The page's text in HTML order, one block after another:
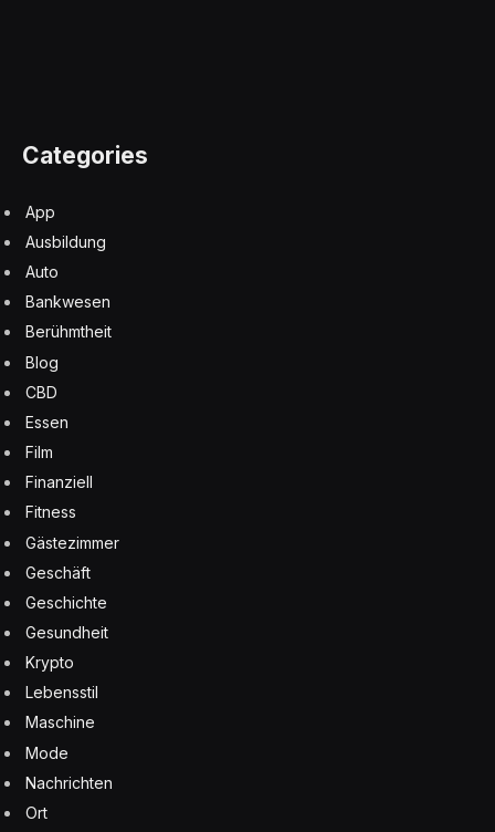
Categories
App
Ausbildung
Auto
Bankwesen
Berühmtheit
Blog
CBD
Essen
Film
Finanziell
Fitness
Gästezimmer
Geschäft
Geschichte
Gesundheit
Krypto
Lebensstil
Maschine
Mode
Nachrichten
Ort